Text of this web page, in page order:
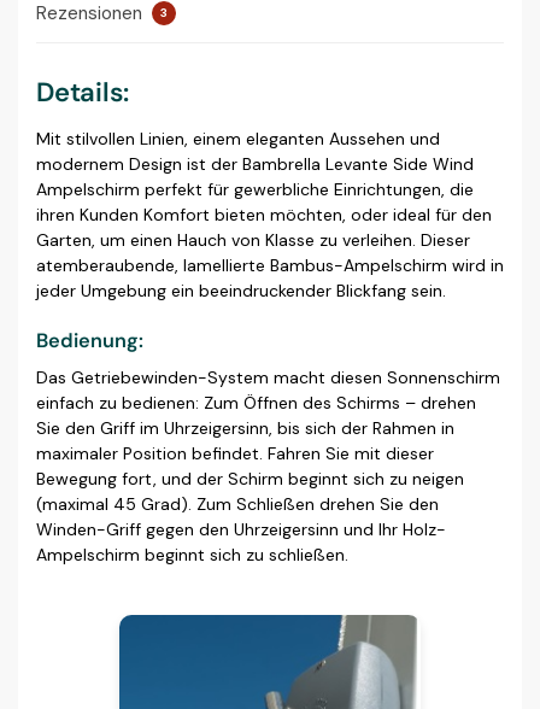
Rezensionen 3
Details:
Mit stilvollen Linien, einem eleganten Aussehen und
modernem Design ist der Bambrella Levante Side Wind
Ampelschirm perfekt für gewerbliche Einrichtungen, die
ihren Kunden Komfort bieten möchten, oder ideal für den
Garten, um einen Hauch von Klasse zu verleihen. Dieser
atemberaubende, lamellierte Bambus-Ampelschirm wird in
jeder Umgebung ein beeindruckender Blickfang sein.
Bedienung:
Das Getriebewinden-System macht diesen Sonnenschirm
einfach zu bedienen: Zum Öffnen des Schirms – drehen
Sie den Griff im Uhrzeigersinn, bis sich der Rahmen in
maximaler Position befindet. Fahren Sie mit dieser
Bewegung fort, und der Schirm beginnt sich zu neigen
(maximal 45 Grad). Zum Schließen drehen Sie den
Winden-Griff gegen den Uhrzeigersinn und Ihr Holz-
Ampelschirm beginnt sich zu schließen.